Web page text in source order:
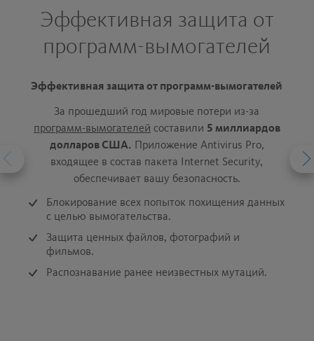
Эффективная защита от
программ-вымогателей
Эффективная защита от программ-вымогателей
За прошедший год мировые потери из-за
программ-вымогателей составили 5 миллиардов
долларов США. Приложение Antivirus Pro,
входящее в состав пакета Internet Security,
обеспечивает вашу безопасность.
Блокирование всех попыток похищения данных
с целью вымогательства.
Защита ценных файлов, фотографий и
фильмов.
Распознавание ранее неизвестных мутаций.